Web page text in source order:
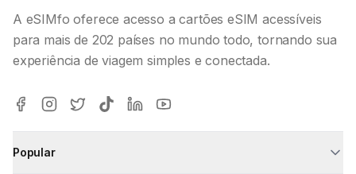
A eSIMfo oferece acesso a cartões eSIM acessíveis
para mais de 202 países no mundo todo, tornando sua
experiência de viagem simples e conectada.
Popular